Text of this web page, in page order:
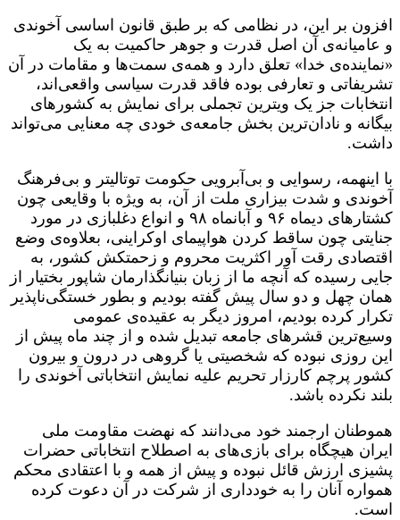
افزون بر این، در نظامی‌ که بر طبق قانون اساسی آخوندی
و عامیانه‌ی آن اصل قدرت و جوهر حاکمیت به یک
«نماینده‌ی خدا» تعلق دارد و همه‌ی سمت‌ها و مقامات در آن
تشریفاتی و تعارفی بوده فاقد قدرت سیاسی واقعی‌اند،
انتخابات جز یک ویترین تجملی برای نمایش به کشورهای
بیگانه و نادان‌ترین بخش جامعه‌ی خودی چه معنایی می‌تواند
داشت.
با اینهمه، رسوایی و بی‌آبرویی حکومت توتالیتر و بی‌فرهنگ
آخوندی و شدت بیزاری ملت از آن، به ویژه با وقایعی چون
کشتارهای دیماه ۹۶ و آبانماه ۹۸ و انواع دغلبازی در مورد
جنایتی چون ساقط کردن هواپیمای اوکراینی، بعلاوه‌ی وضع
اقتصادی رقت آور اکثریت محروم و زحمتکش کشور، به
جایی رسیده که آنچه ما از زبان بنیانگذارمان شاپور بختیار از
همان چهل و دو سال پیش گفته بودیم و بطور خستگی‌ناپذیر
تکرار کرده بودیم، امروز دیگر به عقیده‌ی عمومی‌
وسیع‌ترین قشرهای جامعه تبدیل شده و از چند ماه پیش از
این روزی نبوده که شخصیتی یا گروهی در درون و بیرون
کشور پرچم کارزار تحریم علیه نمایش انتخاباتی آخوندی را
بلند نکرده باشد.
هموطنان ارجمند خود می‌دانند که نهضت مقاومت ملی
ایران هیچگاه برای بازی‌های به اصطلاح انتخاباتی حضرات
پشیزی ارزش قائل نبوده و پیش از همه و با اعتقادی محکم
همواره آنان را به خودداری از شرکت در آن دعوت کرده
است.